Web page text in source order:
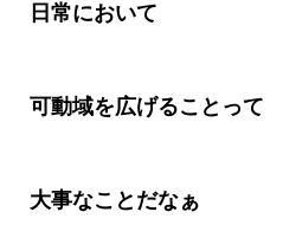
日常において
可動域を広げることって
大事なことだなぁ